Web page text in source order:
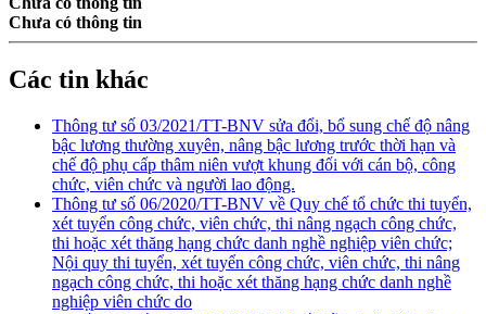
Chưa có thông tin
Các tin khác
Thông tư số 03/2021/TT-BNV sửa đổi, bổ sung chế độ nâng
bậc lương thường xuyên, nâng bậc lương trước thời hạn và
chế độ phụ cấp thâm niên vượt khung đối với cán bộ, công
chức, viên chức và người lao động.
Thông tư số 06/2020/TT-BNV về Quy chế tổ chức thi tuyển,
xét tuyển công chức, viên chức, thi nâng ngạch công chức,
thi hoặc xét thăng hạng chức danh nghề nghiệp viên chức;
Nội quy thi tuyển, xét tuyển công chức, viên chức, thi nâng
ngạch công chức, thi hoặc xét thăng hạng chức danh nghề
nghiệp viên chức do